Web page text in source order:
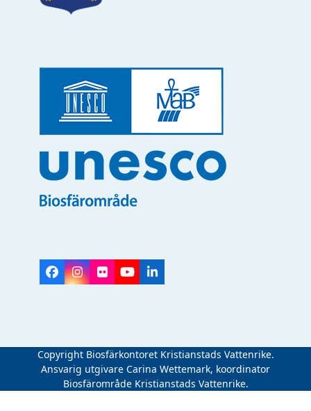
Facebook
Instagram
FlickrYouTubeLinkedIn
Copyright Biosfärkontoret Kristianstads Vattenrike.
Ansvarig utgivare Carina Wettemark, koordinator
Biosfärområde Kristianstads Vattenrike.